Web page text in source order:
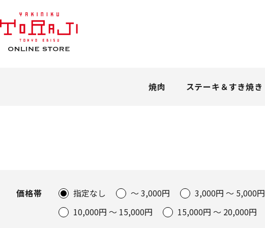
焼肉 ステーキ＆すき焼き
価格帯 指定なし ～ 3,000円 3,000円 ～ 5,000円
10,000円 ～ 15,000円
15,000円 ～ 20,000円